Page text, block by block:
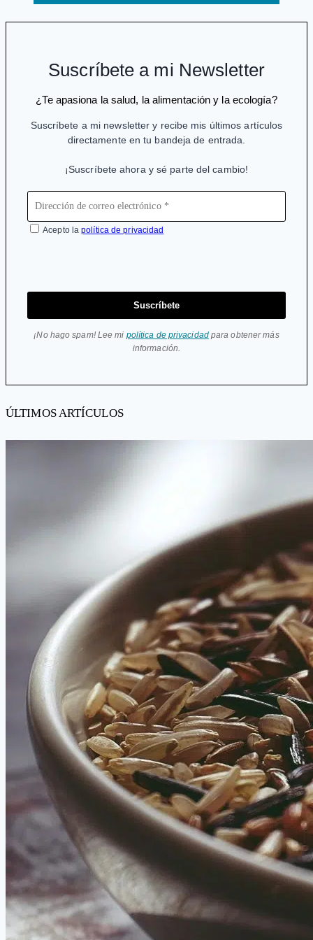
Suscríbete a mi Newsletter
¿Te apasiona la salud, la alimentación y la ecología?
Suscríbete a mi newsletter y recibe mis últimos artículos
directamente en tu bandeja de entrada.
¡Suscríbete ahora y sé parte del cambio!
Acepto lapolítica de privacidad
Suscríbete
¡No hago spam! Lee mi política de privacidadpara obtener más
información.
ÚLTIMOS ARTÍCULOS